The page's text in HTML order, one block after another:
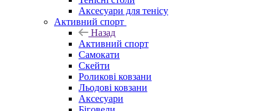
Аксесуари для тенісу
Активний спорт
Назад
Активний спорт
Самокати
Скейти
Роликові ковзани
Льодові ковзани
Аксесуари